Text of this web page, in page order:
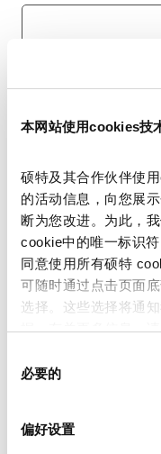
本网站使用cookies技
硕特及其合作伙伴使
的活动信息，向您展
断为您改进。为此，
cookie中的唯一标识
同意使用所有硕特
可随时通过点击页面
选择。这些选择将通
据。有关更多信息，
必要的
偏好设置
电话号码
留言*